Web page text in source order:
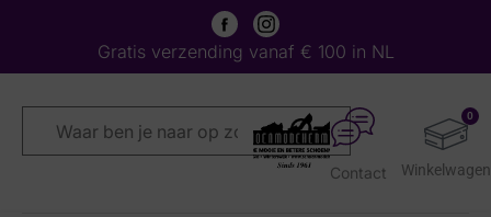
Gratis verzending vanaf € 100 in NL
0
Contact